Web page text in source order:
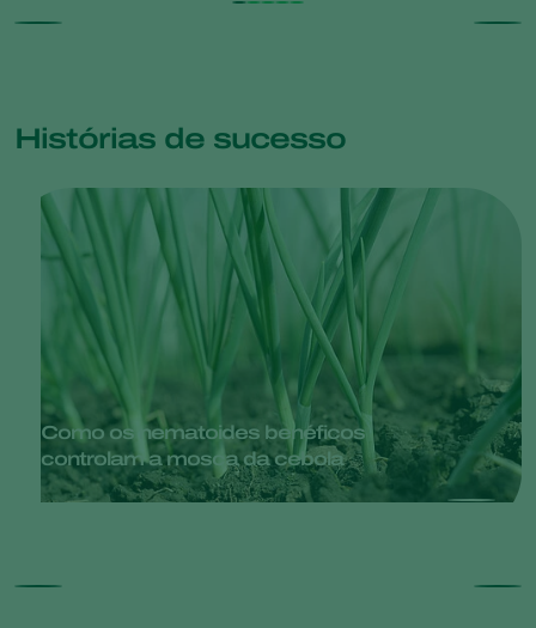
Histórias de sucesso
Como os nematoides benéficos
controlam a mosca da cebola